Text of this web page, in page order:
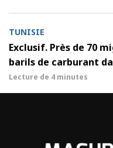
TUNISIE
Exclusif. Près de 70
barils de carburant
Lecture de 4 minutes